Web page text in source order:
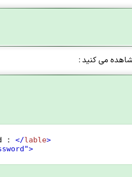
: </lable>
>